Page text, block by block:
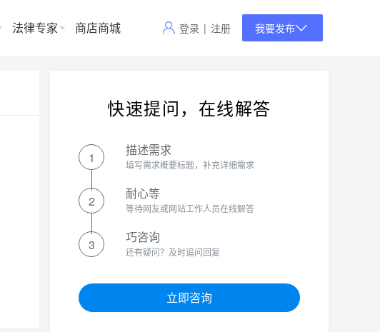
法律专家 商店商城 登录 | 注册 我要发布
快速提问，在线解答
1 描述需求
填写需求概要标题，补充详细需求
2 耐心等
等待网友或网站工作人员在线解答
3 巧咨询
还有疑问？及时追问回复
立即咨询